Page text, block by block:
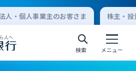
人・個人事業主のお客さま 株主・
検索 メニュー